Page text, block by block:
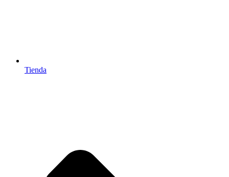
Tienda